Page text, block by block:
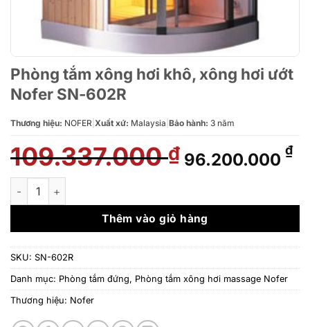
Phòng tắm xông hơi khô, xông hơi ướt
Nofer SN-602R
Thương hiệu: NOFER Xuất xứ: Malaysia Bảo hành: 3 năm
109.337.000₫ Giá
gốc
109.337.000 ₫.
96.200.000 ₫
Phòng tắm xông hơi khô, xông hơi ướt Nofer SN-602R số
Thêm vào giỏ hàng
SKU: SN-602R
Danh mục: Phòng tắm đứng, Phòng tắm xông hơi massage Nofer
Thương hiệu: Nofer